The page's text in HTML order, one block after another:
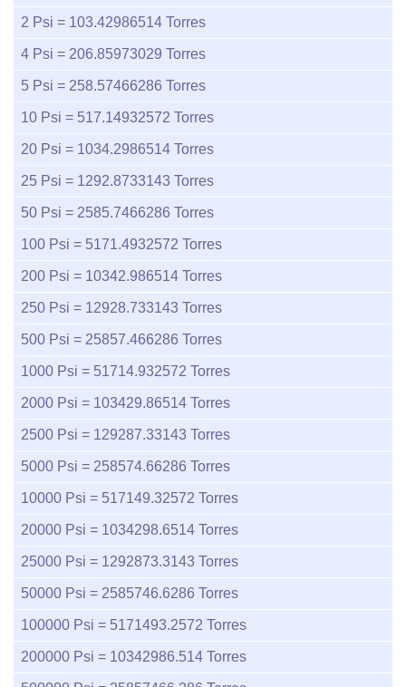
2 Psi = 103.42986514 Torres
4 Psi = 206.85973029 Torres
5 Psi = 258.57466286 Torres
10 Psi = 517.14932572 Torres
20 Psi = 1034.2986514 Torres
25 Psi = 1292.8733143 Torres
50 Psi = 2585.7466286 Torres
100 Psi = 5171.4932572 Torres
200 Psi = 10342.986514 Torres
250 Psi = 12928.733143 Torres
500 Psi = 25857.466286 Torres
1000 Psi = 51714.932572 Torres
2000 Psi = 103429.86514 Torres
2500 Psi = 129287.33143 Torres
5000 Psi = 258574.66286 Torres
10000 Psi = 517149.32572 Torres
20000 Psi = 1034298.6514 Torres
25000 Psi = 1292873.3143 Torres
50000 Psi = 2585746.6286 Torres
100000 Psi = 5171493.2572 Torres
200000 Psi = 10342986.514 Torres